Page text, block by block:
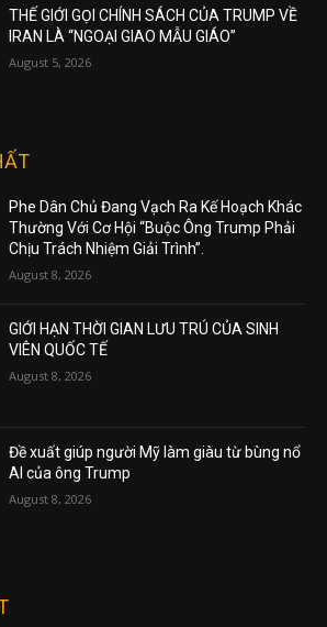
THẾ GIỚI GỌI CHÍNH SÁCH CỦA TRUMP VỀ
IRAN LÀ “NGOẠI GIAO MẪU GIÁO”
August 5, 2026
Phe Dân Chủ Đang Vạch Ra Kế Hoạch Khác
Thường Với Cơ Hội “Buộc Ông Trump Phải
Chịu Trách Nhiệm Giải Trình”.
August 8, 2026
GIỚI HẠN THỜI GIAN LƯU TRÚ CỦA SINH
VIÊN QUỐC TẾ
August 8, 2026
Đề xuất giúp người Mỹ làm giàu từ bùng nổ
AI của ông Trump
August 8, 2026